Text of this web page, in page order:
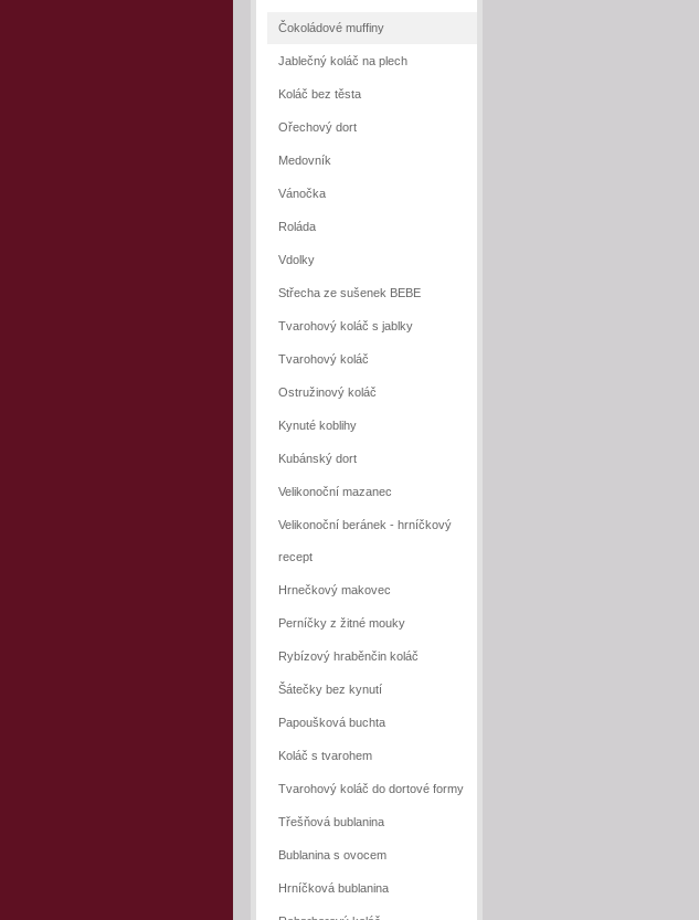
Čokoládové muffiny
Jablečný koláč na plech
Koláč bez těsta
Ořechový dort
Medovník
Vánočka
Roláda
Vdolky
Střecha ze sušenek BEBE
Tvarohový koláč s jablky
Tvarohový koláč
Ostružinový koláč
Kynuté koblihy
Kubánský dort
Velikonoční mazanec
Velikonoční beránek - hrníčkový
recept
Hrnečkový makovec
Perníčky z žitné mouky
Rybízový hraběnčin koláč
Šátečky bez kynutí
Papoušková buchta
Koláč s tvarohem
Tvarohový koláč do dortové formy
Třešňová bublanina
Bublanina s ovocem
Hrníčková bublanina